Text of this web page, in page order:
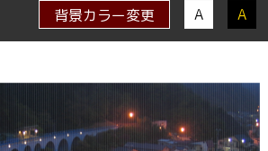
背景カラー変更 A A